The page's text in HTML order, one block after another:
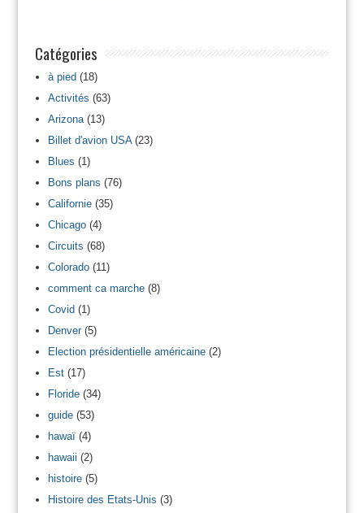
Catégories
à pied(18)
Activités (63)
Arizona(13)
Billet d'avion USA(23)
Blues (1)
Bons plans (76)
Californie(35)
Chicago(4)
Circuits (68)
Colorado(11)
comment ca marche(8)
Covid(1)
Denver(5)
Election présidentielle américaine(2)
Est(17)
Floride(34)
guide(53)
hawaï(4)
hawaii (2)
histoire(5)
Histoire des Etats-Unis (3)